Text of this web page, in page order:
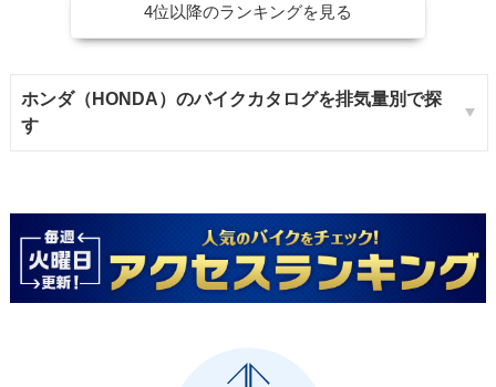
4位以降のランキングを見る
ホンダ（HONDA）のバイクカタログを排気量別で探
す